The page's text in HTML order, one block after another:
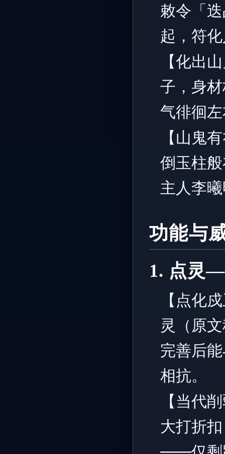
敕令「
起，符
【化出
子，身
气徘徊
【山鬼
倒玉柱
主人李
功能与
1. 点灵
【点化
灵（原
完善后
相抗。
【当代
大打折